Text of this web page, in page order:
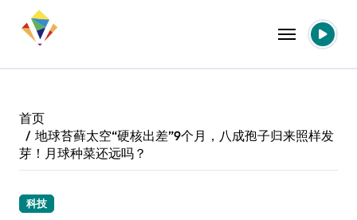
首页
地球苔藓太空“硬核出差”9个月，八成孢子归来照样发
芽！月球种菜还远吗？
科技